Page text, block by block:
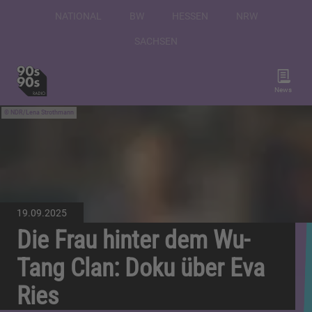
News
NDR/Lena Strothmann
19.09.2025
Die Frau hinter dem Wu-
Tang Clan: Doku über Eva
Ries